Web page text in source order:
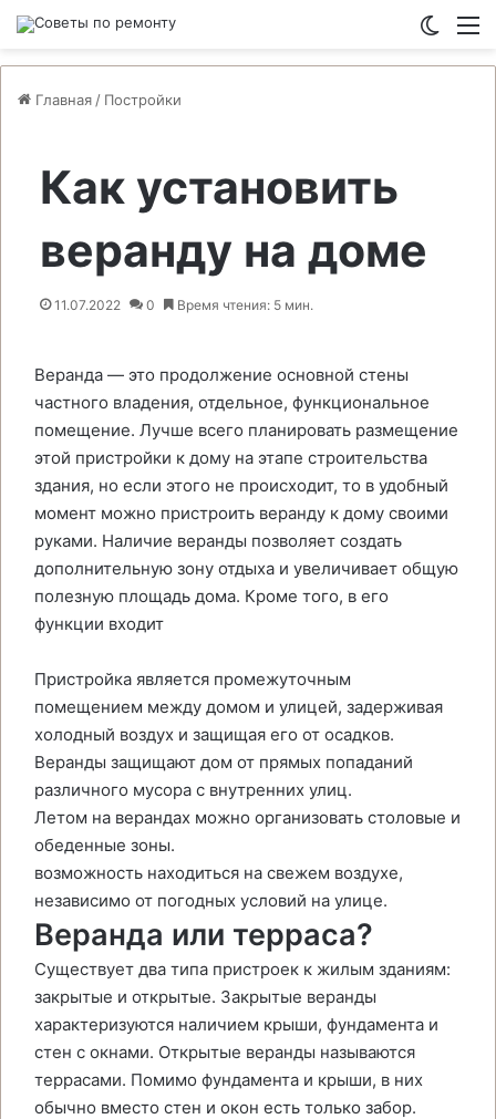
Главная / Постройки
Как установить
веранду на доме
11.07.2022 0 Время чтения: 5 мин.
Веранда — это продолжение основной стены
частного владения, отдельное, функциональное
помещение. Лучше всего планировать размещение
этой пристройки к дому на этапе строительства
здания, но если этого не происходит, то в удобный
момент можно пристроить веранду к дому своими
руками. Наличие веранды позволяет создать
дополнительную зону отдыха и увеличивает общую
полезную площадь дома. Кроме того, в его
функции входит
Пристройка является промежуточным
помещением между домом и улицей, задерживая
холодный воздух и защищая его от осадков.
Веранды защищают дом от прямых попаданий
различного мусора с внутренних улиц.
Летом на верандах можно организовать столовые и
обеденные зоны.
возможность находиться на свежем воздухе,
независимо от погодных условий на улице.
Веранда или терраса?
Существует два типа пристроек к жилым зданиям:
закрытые и открытые. Закрытые веранды
характеризуются наличием крыши, фундамента и
стен с окнами. Открытые веранды называются
террасами. Помимо фундамента и крыши, в них
обычно вместо стен и окон есть только забор.